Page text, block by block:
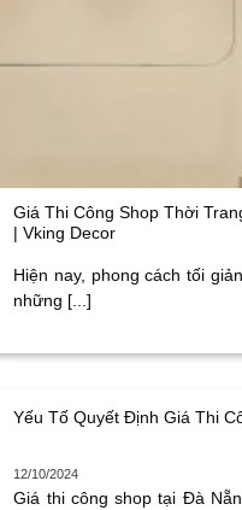
Giá Thi Công Shop Thời
| Vking Decor
Hiện nay, phong cách tối
những [...]
Yếu Tố Quyết Định Giá Thi
12/10/2024
Giá thi công shop tại Đà